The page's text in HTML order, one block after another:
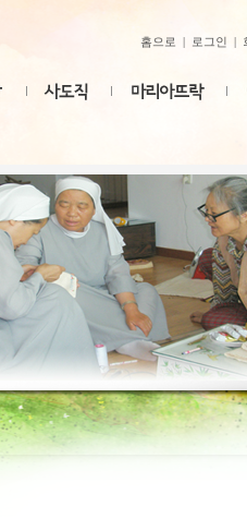
홈으로 | 로그인 |